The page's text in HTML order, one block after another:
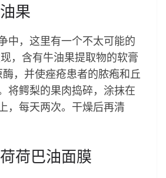
果
中，这里有一个不太可能的
，含有牛油果提取物的软膏
，并使痤疮患者的脓疱和丘
将鳄梨的果肉捣碎，涂抹在
，每天两次。干燥后再清
荷巴油面膜